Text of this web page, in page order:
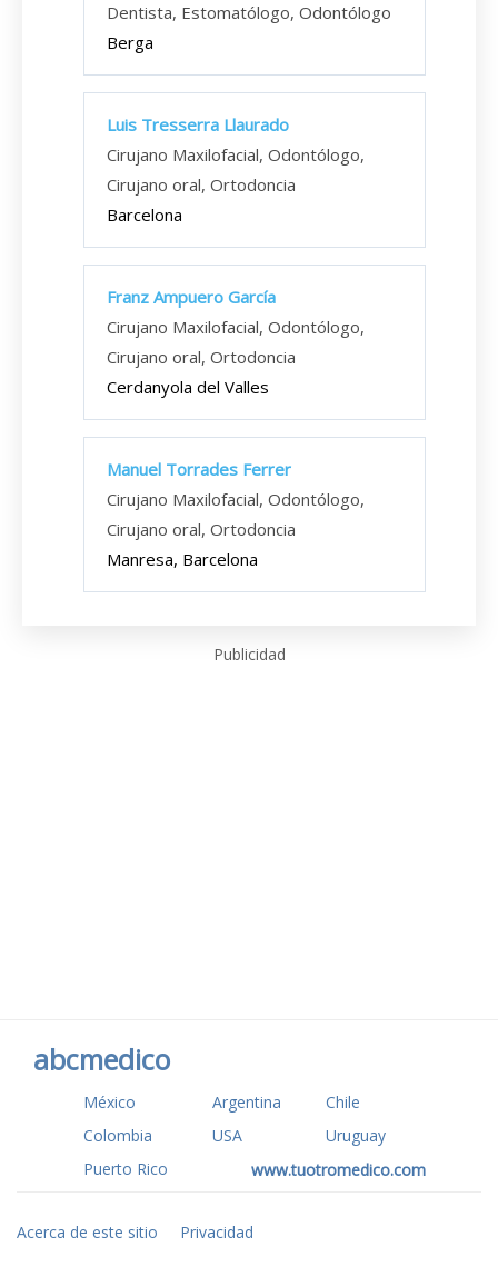
Dentista, Estomatólogo, Odontólogo
Berga
Luis Tresserra Llaurado
Cirujano Maxilofacial, Odontólogo,
Cirujano oral, Ortodoncia
Barcelona
Franz Ampuero García
Cirujano Maxilofacial, Odontólogo,
Cirujano oral, Ortodoncia
Cerdanyola del Valles
Manuel Torrades Ferrer
Cirujano Maxilofacial, Odontólogo,
Cirujano oral, Ortodoncia
Manresa, Barcelona
Publicidad
abcmedico
México Argentina
Chile
Colombia
USA
Uruguay
Puerto Rico
www.tuotromedico.com
Acerca de este sitio Privacidad